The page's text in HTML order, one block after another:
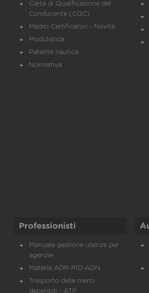
Carta di Qualificazione del
Conducente (CQC)
Medici Certificatori - Novità
Modulistica
Patente nautica
Normativa
Professionisti
Manuale gestione utenze per
agenzie
Materia ADR-RID-ADN
Trasporto delle merci
deperibili - ATP